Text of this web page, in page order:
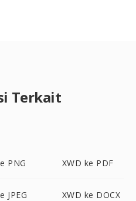
Terkait
PNG XWD ke PDF
JPEG XWD ke DOCX